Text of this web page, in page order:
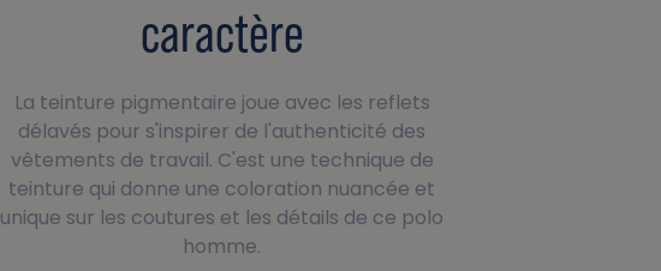
caractère
La teinture pigmentaire joue avec les reflets
délavés pour s'inspirer de l'authenticité des
vêtements de travail. C'est une technique de
teinture qui donne une coloration nuancée et
unique sur les coutures et les détails de ce polo
homme.